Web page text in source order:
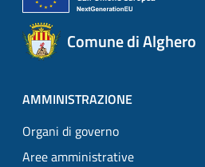
Comune di Alghero
AMMINISTRAZIONE
Organi di governo
Aree amministrative